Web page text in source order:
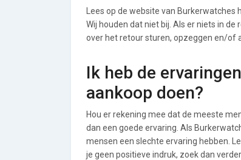
Lees op de website van
Wij houden dat niet bij. Als er niets in
over het retour sturen, opzeggen en/of
Ik heb de
aankoop doen?
Hou er rekening mee dat de meeste
dan een goede ervaring. Als
mensen een slechte ervaring hebben.
je geen positieve indruk, zoek dan